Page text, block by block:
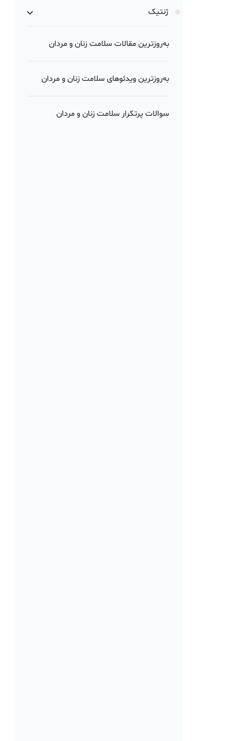
ژنتیک
به‌روزترین مقالات سلامت زنان و مردان
به‌روزترین ویدئوهای سلامت زنان و مردان
سوالات پرتکرار سلامت زنان و مردان